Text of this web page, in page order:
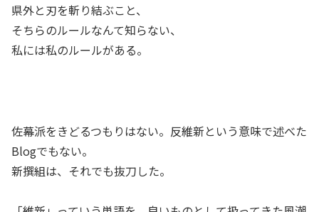
県外と刃を斬り結ぶこと、
そちらのルールなんて知らない、
私には私のルールがある。
佐幕派をきどるつもりはない。反維新という意味で述べた
Blogでもない。
新撰組は、それでも抜刀した。